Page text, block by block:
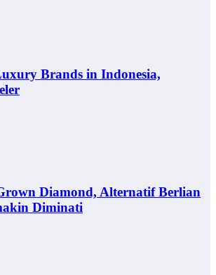
Brands in Indonesia,
Diamond, Alternatif Berlian
Diminati